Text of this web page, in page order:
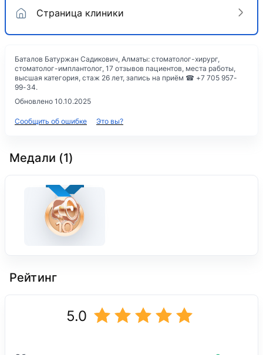
Страница клиники
Баталов Батуржан Садикович, Алматы: стоматолог-хирург,
стоматолог-имплантолог, 17 отзывов пациентов, места работы,
высшая категория, стаж 26 лет, запись на приём ☎ +7 705 957-
99-34.
Обновлено 10.10.2025
Сообщить об ошибке Это вы?
Медали (1)
Рейтинг
5.0